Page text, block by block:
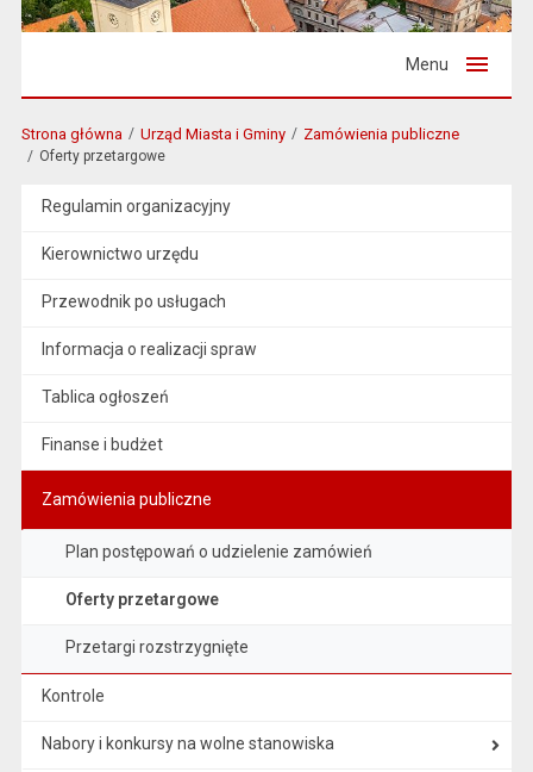
Menu
Strona główna Urząd Miasta i Gminy Zamówienia publiczne
Oferty przetargowe
Regulamin organizacyjny
Kierownictwo urzędu
Przewodnik po usługach
Informacja o realizacji spraw
Tablica ogłoszeń
Finanse i budżet
Zamówienia publiczne
Plan postępowań o udzielenie zamówień
Oferty przetargowe
Przetargi rozstrzygnięte
Kontrole
Nabory i konkursy na wolne stanowiska